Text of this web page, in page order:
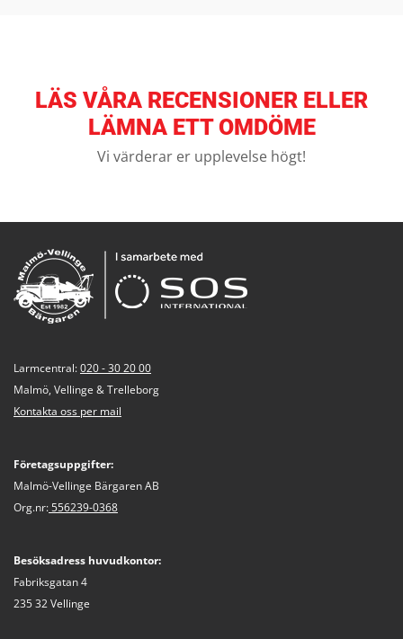
LÄS VÅRA RECENSIONER ELLER
LÄMNA ETT OMDÖME
Vi värderar er upplevelse högt!
Larmcentral:020 - 30 20 00
Malmö, Vellinge & Trelleborg
Kontakta oss per mail
Företagsuppgifter:
Malmö-Vellinge Bärgaren AB
Org.nr:556239-0368
Besöksadress huvudkontor:
Fabriksgatan 4
235 32 Vellinge